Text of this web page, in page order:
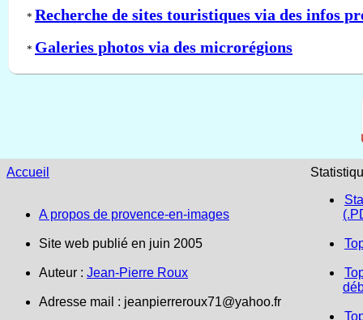
* Recherche de sites touristiques via des infos
* Galeries photos via des microrégions
Accueil
A propos de provence-en-images
Site web publié en juin 2005
Auteur : Jean-Pierre Roux
Adresse mail : jeanpierreroux71@yahoo.fr